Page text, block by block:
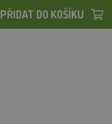
PŘIDAT DO KOŠÍKU